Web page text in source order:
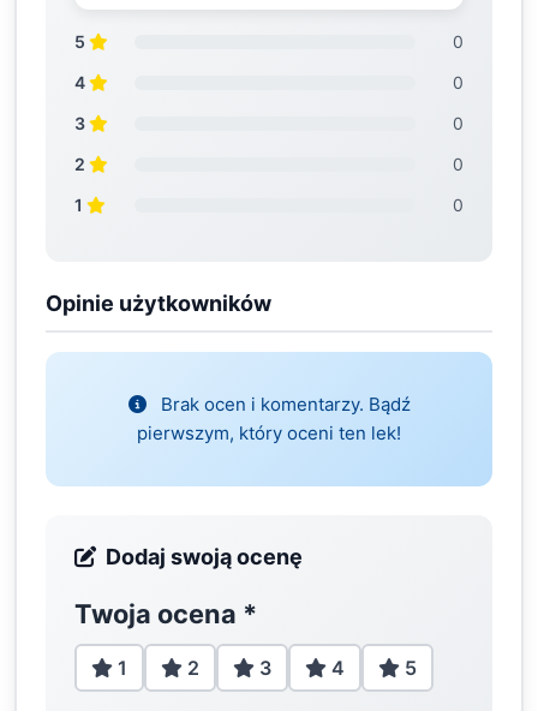
5
0
4
0
3
0
2
0
1
0
Opinie użytkowników
Brak ocen i komentarzy. Bądź
pierwszym, który oceni ten lek!
Dodaj swoją ocenę
Twoja ocena *
1 2 3 4 5